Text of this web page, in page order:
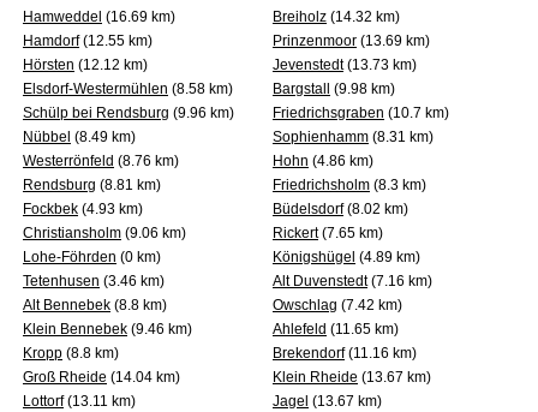
Hamweddel (16.69 km) Breiholz (14.32 km)
Hamdorf(12.55 km) Prinzenmoor (13.69 km)
Hörsten (12.12 km) Jevenstedt(13.73 km)
Elsdorf-Westermühlen (8.58 km) Bargstall
(9.98 km)
Schülp bei Rendsburg (9.96 km) Friedrichsgraben (10.7 km)
Nübbel (8.49 km) Sophienhamm (8.31 km)
Westerrönfeld (8.76 km) Hohn (4.86 km)
Rendsburg (8.81 km) Friedrichsholm (8.3 km)
Fockbek (4.93 km) Büdelsdorf(8.02 km)
Christiansholm (9.06 km) Rickert(7.65 km)
Lohe-Föhrden (0 km) Königshügel (4.89 km)
Tetenhusen (3.46 km) Alt Duvenstedt(7.16 km)
Alt Bennebek (8.8 km) Owschlag (7.42 km)
Klein Bennebek (9.46 km) Ahlefeld (11.65 km)
Kropp (8.8 km) Brekendorf(11.16 km)
Groß Rheide (14.04 km) Klein Rheide (13.67 km)
Lottorf(13.11 km) Jagel (13.67 km)